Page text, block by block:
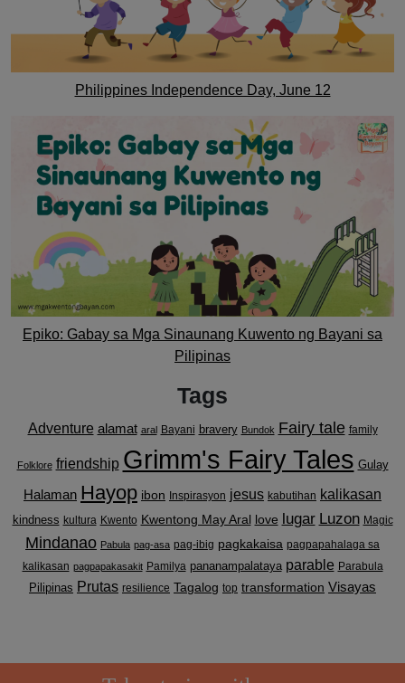
Philippines Independence Day, June 12
Epiko: Gabay sa Mga Sinaunang Kuwento ng Bayani sa
Pilipinas
Tags
Adventure alamat aral Bayani bravery Bundok Fairy tale family
Folklore friendship Grimm's Fairy Tales Gulay
Halaman Hayop ibon Inspirasyon jesus kabutihan kalikasan
kindness kultura Kwento Kwentong May Aral love lugar Luzon Magic
Mindanao Pabula pag-asa pag-ibig pagkakaisa pagpapahalaga sa
kalikasan pagpapakasakit Pamilya pananampalataya parable Parabula
Pilipinas Prutas resilience Tagalog top transformation Visayas